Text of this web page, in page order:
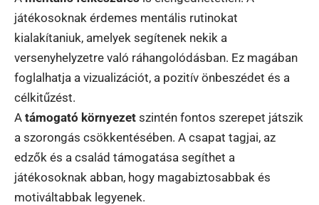
játékosoknak érdemes mentális rutinokat
kialakítaniuk, amelyek segítenek nekik a
versenyhelyzetre való ráhangolódásban. Ez magában
foglalhatja a vizualizációt, a pozitív önbeszédet és a
célkitűzést.
A támogató környezet szintén fontos szerepet játszik
a szorongás csökkentésében. A csapat tagjai, az
edzők és a család támogatása segíthet a
játékosoknak abban, hogy magabiztosabbak és
motiváltabbak legyenek.